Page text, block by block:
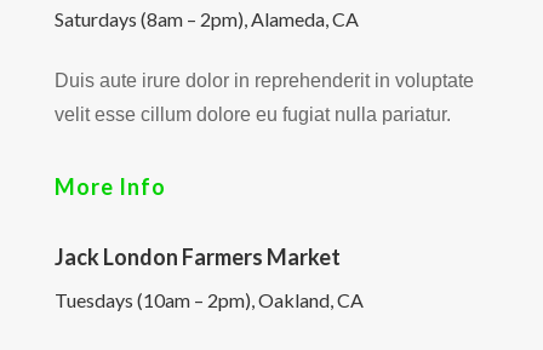
Saturdays (8am – 2pm), Alameda, CA
Duis aute irure dolor in reprehenderit in voluptate
velit esse cillum dolore eu fugiat nulla pariatur.
More Info
Jack London Farmers Market
Tuesdays (10am – 2pm), Oakland, CA